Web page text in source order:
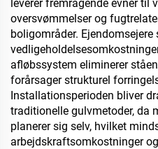
leverer fremragende evner til
oversvømmelser og
boligområder. Ejendomsejere
afløbssystem eliminerer
forårsager strukturel
Installationsperioden bliver
traditionelle gulvmetoder, da
planerer sig selv, hvilket
arbejdskraftsomkostninger